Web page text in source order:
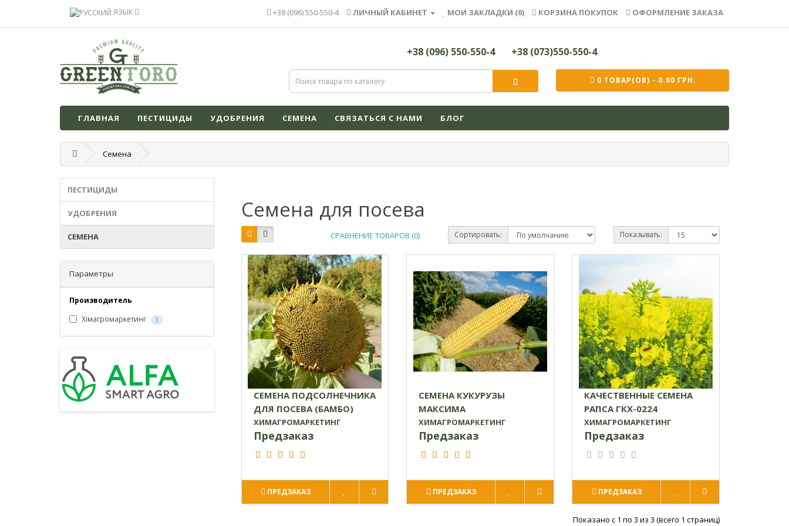
ЯЗЫК +38 (096) 550-550-4 ЛИЧНЫЙ КАБИНЕТ МОИ ЗАКЛАДКИ (0) КОРЗИНА ПОКУПОК ОФОРМЛЕНИЕ ЗАКАЗА
+38 (096) 550-550-4 +38 (073)550-550-4
0 ТОВАР(ОВ) - 0.00 ГРН.
ГЛАВНАЯ ПЕСТИЦИДЫ УДОБРЕНИЯ СЕМЕНА СВЯЗАТЬСЯ С НАМИ БЛОГ
Семена
ПЕСТИЦИДЫ
УДОБРЕНИЯ
СЕМЕНА
Параметры
Производитель
Хімагромаркетинг
3
Семена для посева
СРАВНЕНИЕ ТОВАРОВ (0) Сортировать: Показывать:
СЕМЕНА ПОДСОЛНЕЧНИКА
ДЛЯ ПОСЕВА (БАМБО)
ХИМАГРОМАРКЕТИНГ
Предзаказ
ПРЕДЗАКАЗ
СЕМЕНА КУКУРУЗЫ
МАКСИМА
ХИМАГРОМАРКЕТИНГ
Предзаказ
ПРЕДЗАКАЗ
КАЧЕСТВЕННЫЕ СЕМЕНА
РАПСА ГКХ-0224
ХИМАГРОМАРКЕТИНГ
Предзаказ
ПРЕДЗАКАЗ
Показано с 1 по 3 из 3 (всего 1 страниц)